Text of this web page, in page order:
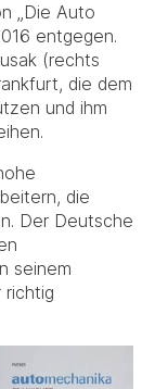
„Die Auto
entgegen.
(rechts
die dem
und ihm
die
Der Deutsche
seinem
richtig